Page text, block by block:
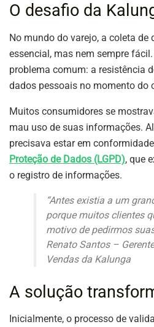
O desafio da
No mundo do varejo, a coleta de
essencial, mas nem sempre
problema comum: a resistência
dados pessoais no momento do
Muitos consumidores se
mau uso de suas informações.
precisava estar em
Proteção de Dados (LGPD), que
o registro de informações.
“Antes existia a um
porque muitos clientes
motivo de pedirmos
Renato Santos –
Vendas da Kalunga
A solução
Inicialmente, o processo de